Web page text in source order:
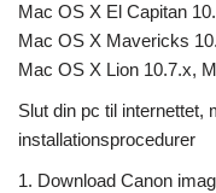
Mac OS X El Capitan
Mac OS X Mavericks
Mac OS X Lion 10.7.x,
Slut din pc til internettet,
installationsprocedurer
1. Download Canon